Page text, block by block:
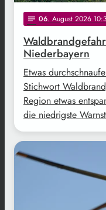
notes 06. August 2026
Niederbayern
Etwas
Stichwort
Region etwas
die niedrigste